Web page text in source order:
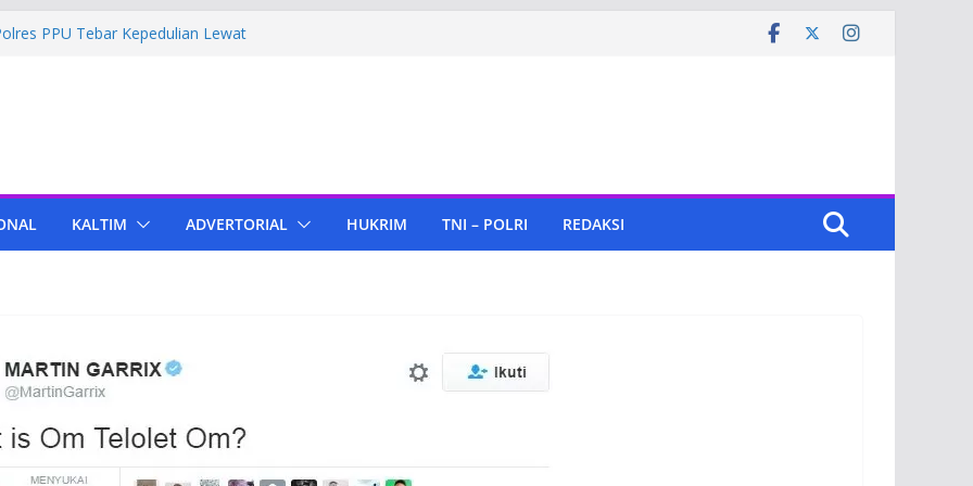
PPU Tebar Kepedulian Lewat
Cepu
di KIPP Karena Jual Air Mineral
Bupati PPU Dukung
Lampu, Polres PPU Ringkus Pria
KALTIM ADVERTORIAL HUKRIM TNI – POLRI REDAKSI